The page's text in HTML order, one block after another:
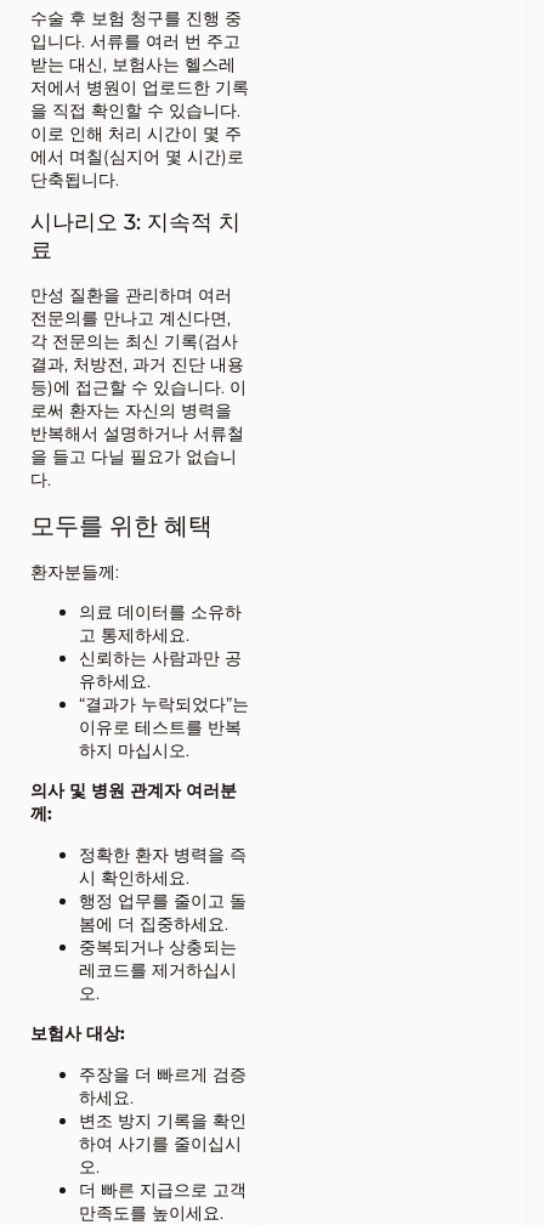
수술 후 보험 청구를 진행 중
입니다. 서류를 여러 번 주고
받는 대신, 보험사는 헬스레
저에서 병원이 업로드한 기록
을 직접 확인할 수 있습니다.
이로 인해 처리 시간이 몇 주
에서 며칠(심지어 몇 시간)로
단축됩니다.
시나리오 3: 지속적 치
료
만성 질환을 관리하며 여러
전문의를 만나고 계신다면,
각 전문의는 최신 기록(검사
결과, 처방전, 과거 진단 내용
등)에 접근할 수 있습니다. 이
로써 환자는 자신의 병력을
반복해서 설명하거나 서류철
을 들고 다닐 필요가 없습니
다.
모두를 위한 혜택
환자분들께:
의료 데이터를 소유하
고 통제하세요.
신뢰하는 사람과만 공
유하세요.
“결과가 누락되었다”는
이유로 테스트를 반복
하지 마십시오.
의사 및 병원 관계자 여러분
께:
정확한 환자 병력을 즉
시 확인하세요.
행정 업무를 줄이고 돌
봄에 더 집중하세요.
중복되거나 상충되는
레코드를 제거하십시
오.
보험사 대상:
주장을 더 빠르게 검증
하세요.
변조 방지 기록을 확인
하여 사기를 줄이십시
오.
더 빠른 지급으로 고객
만족도를 높이세요.